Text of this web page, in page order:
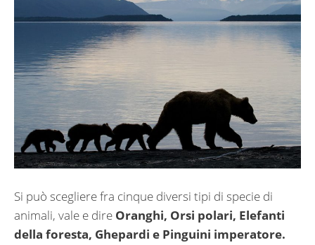
Si può scegliere fra cinque diversi tipi di specie di
animali, vale e dire Oranghi, Orsi polari, Elefanti
della foresta, Ghepardi e Pinguini imperatore.